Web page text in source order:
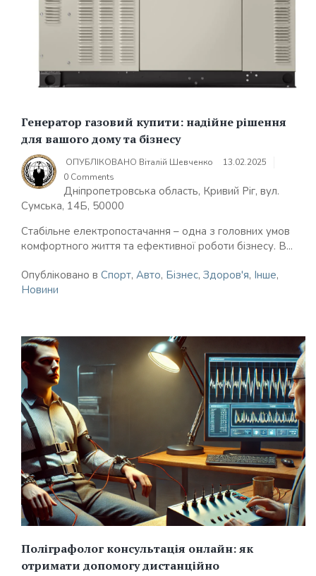
Генератор газовий купити: надійне рішення
для вашого дому та бізнесу
ОПУБЛІКОВАНО Віталій Шевченко
13.02.2025
0 Comments
Дніпропетровська область, Кривий Ріг, вул.
Сумська, 14Б, 50000
Стабільне електропостачання – одна з головних умов
комфортного життя та ефективної роботи бізнесу. В...
Опубліковано в Спорт, Авто, Бізнес, Здоров'я, Інше,
Новини
Поліграфолог консультація онлайн: як
отримати допомогу дистанційно